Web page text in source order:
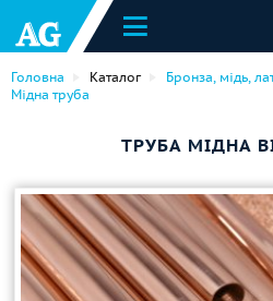
Головна Каталог Бронза, мідь,
Мідна труба
ТРУБА МІДНА